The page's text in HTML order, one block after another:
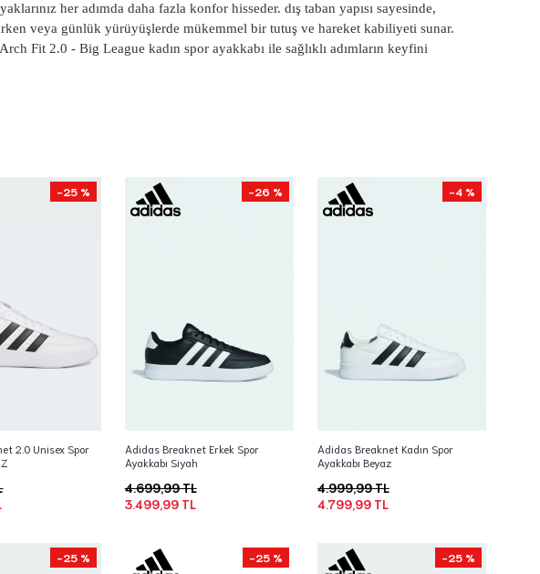
her adımda daha fazla konfor hisseder. dış taban yapısı sayesinde,
veya günlük yürüyüşlerde mükemmel bir tutuş ve hareket kabiliyeti sunar.
Fit 2.0 - Big League kadın spor ayakkabı ile sağlıklı adımların keyfini
-25 %
2.0 Unisex Spor
-26 %
Adidas Breaknet Erkek Spor
Ayakkabı Siyah
3.499,99 TL
4.699,99 TL
-4 %
Adidas Breaknet Kadın Spor
Ayakkabı Beyaz
4.799,99 TL
4.999,99 TL
-25 % -25 % -25 %